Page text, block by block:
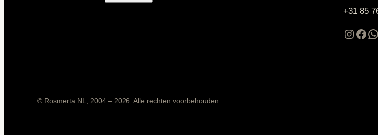
+31 85
© Rosmerta NL, 2004 – 2026. Alle rechten voorbehouden.